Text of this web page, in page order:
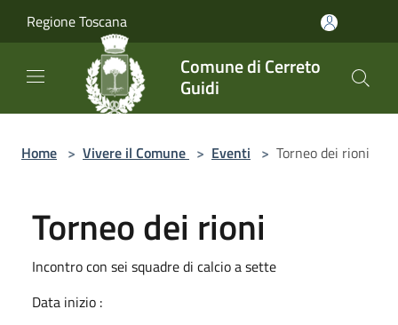
Regione Toscana
Comune di Cerreto
Guidi
Home > Vivere il Comune > Eventi > Torneo dei rioni
Torneo dei rioni
Incontro con sei squadre di calcio a sette
Data inizio :